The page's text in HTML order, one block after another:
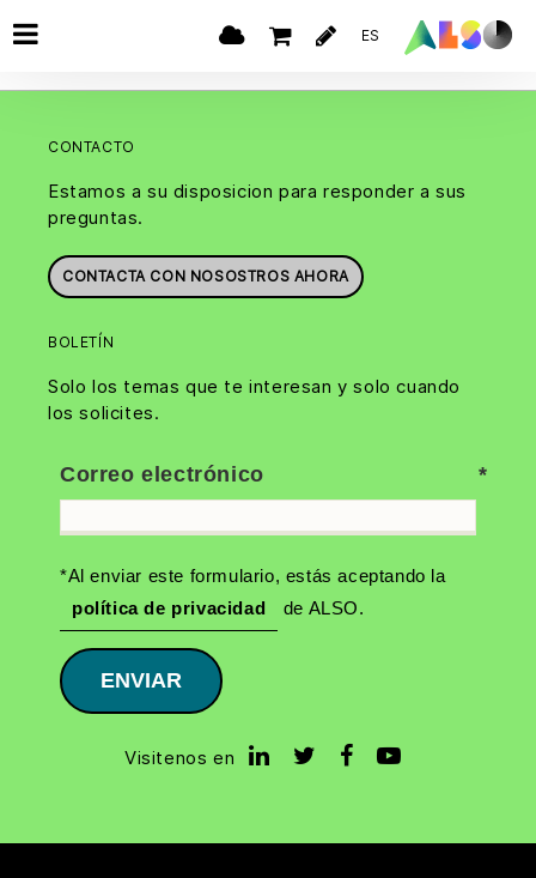
ES
CONTACTO
Estamos a su disposicion para responder a sus
preguntas.
CONTACTA CON NOSOSTROS AHORA
BOLETÍN
Solo los temas que te interesan y solo cuando
los solicites.
Correo electrónico
*Al enviar este formulario, estás aceptando la
política de privacidad
de ALSO.
ENVIAR
Visitenos en